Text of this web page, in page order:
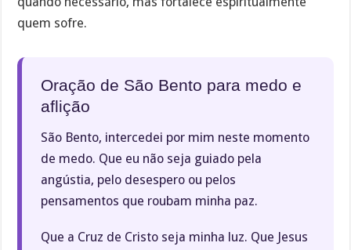
quem sofre.
Oração de São Bento para medo e
aflição
São Bento, intercedei por mim neste momento
de medo. Que eu não seja guiado pela
angústia, pelo desespero ou pelos
pensamentos que roubam minha paz.
Que a Cruz de Cristo seja minha luz. Que Jesus